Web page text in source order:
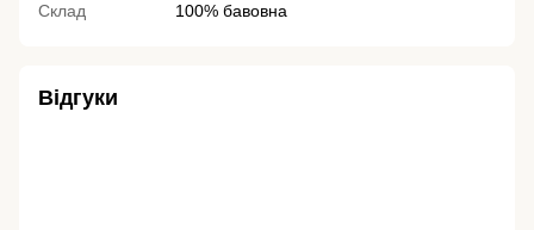
Склад 100% бавовна
Відгуки